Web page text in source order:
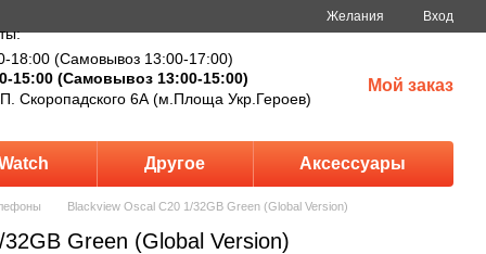
Желания Вход
18:00 (Самовывоз 13:00-17:00)
15:00 (Самовывоз 13:00-15:00)
Скоропадского 6А (м.Площа Укр.Героев)
Мой заказ
Другое Аксессуары
Blackview Oscal C20 1/32GB Green (Global Version)
Green (Global Version)